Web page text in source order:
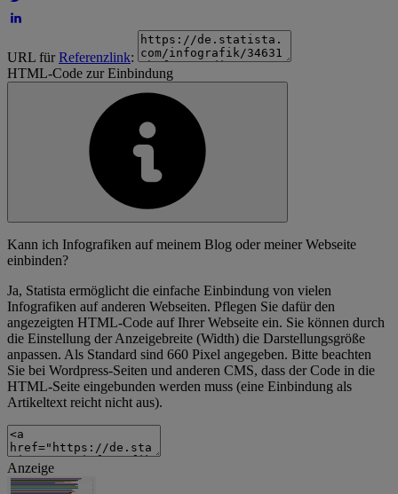
URL fürReferenzlink:
HTML-Code zur Einbindung
Kann ich Infografiken auf meinem Blog oder meiner Webseite
einbinden?
Ja, Statista ermöglicht die einfache Einbindung von vielen
Infografiken auf anderen Webseiten. Pflegen Sie dafür den
angezeigten HTML-Code auf Ihrer Webseite ein. Sie können durch
die Einstellung der Anzeigebreite (Width) die Darstellungsgröße
anpassen. Als Standard sind 660 Pixel angegeben. Bitte beachten
Sie bei Wordpress-Seiten und anderen CMS, dass der Code in die
HTML-Seite eingebunden werden muss (eine Einbindung als
Artikeltext reicht nicht aus).
Anzeige